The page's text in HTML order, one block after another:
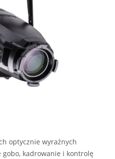
optycznie wyraźnych
kadrowanie i kontrolę